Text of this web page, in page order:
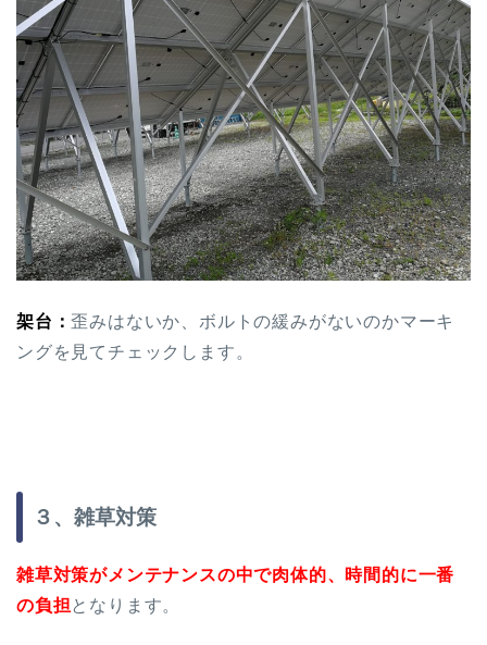
架台：歪みはないか、ボルトの緩みがないのかマーキ
ングを見てチェックします。
３、雑草対策
雑草対策がメンテナンスの中で肉体的、時間的に一番
の負担 となります。